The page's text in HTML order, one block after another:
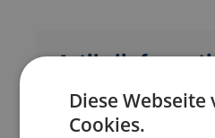
Der PE-Beutel-
ideale Lösung zum
Diese
Cookies.